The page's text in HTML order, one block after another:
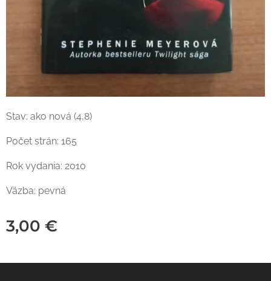
Stav: ako nová (4,8)
Počet strán: 165
Rok vydania: 2010
Väzba: pevná
3,00 €